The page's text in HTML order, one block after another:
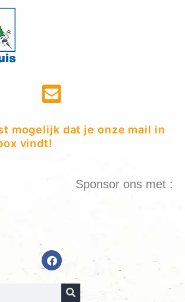
mogelijk dat je onze mail in
vindt!
Sponsor ons met :